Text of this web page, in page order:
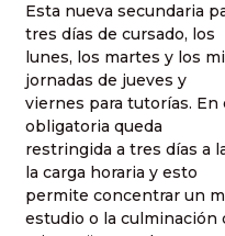
Esta nueva secundaria
tres días de cursado, los
lunes, los martes y los
jornadas de jueves y
viernes para tutorías. En
obligatoria queda
restringida a tres días a
la carga horaria y esto
permite concentrar un
estudio o la culminación